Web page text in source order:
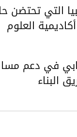
التي تحتضن
العلوم
في دعم
البناء